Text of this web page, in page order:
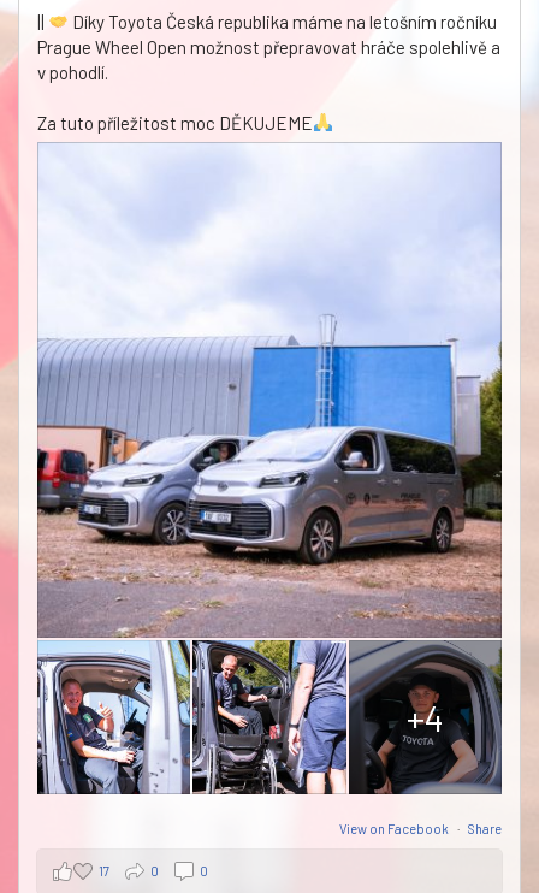
||
Díky Toyota Česká republika máme na letošním ročníku
Prague Wheel Open možnost přepravovat hráče spolehlivě a
v pohodlí.
Za tuto příležitost moc DĚKUJEME
+4
View on Facebook · Share
17 0 0